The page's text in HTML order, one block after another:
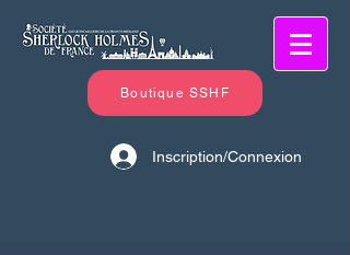
Boutique SSHF
Inscription/Connexion